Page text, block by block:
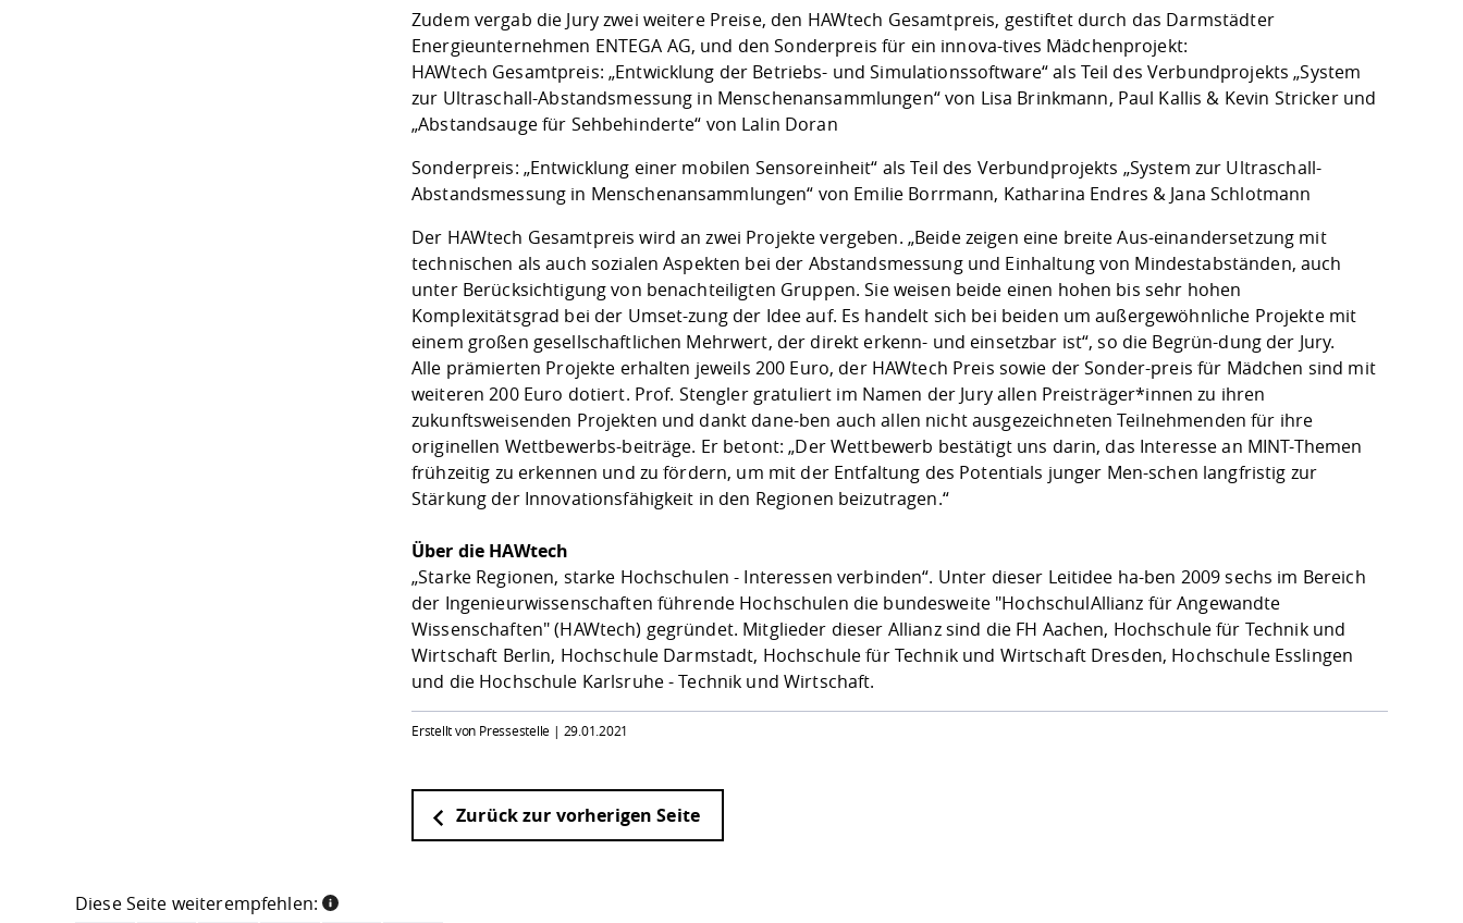
Zudem vergab die Jury zwei weitere Preise, den HAWtech Gesamtpreis, gestiftet durch das Darmstädter
Energieunternehmen ENTEGA AG, und den Sonderpreis für ein innova-tives Mädchenprojekt:
HAWtech Gesamtpreis: „Entwicklung der Betriebs- und Simulationssoftware“ als Teil des Verbundprojekts „System
zur Ultraschall-Abstandsmessung in Menschenansammlungen“ von Lisa Brinkmann, Paul Kallis & Kevin Stricker und
„Abstandsauge für Sehbehinderte“ von Lalin Doran
Sonderpreis: „Entwicklung einer mobilen Sensoreinheit“ als Teil des Verbundprojekts „System zur Ultraschall-
Abstandsmessung in Menschenansammlungen“ von Emilie Borrmann, Katharina Endres & Jana Schlotmann
Der HAWtech Gesamtpreis wird an zwei Projekte vergeben. „Beide zeigen eine breite Aus-einandersetzung mit
technischen als auch sozialen Aspekten bei der Abstandsmessung und Einhaltung von Mindestabständen, auch
unter Berücksichtigung von benachteiligten Gruppen. Sie weisen beide einen hohen bis sehr hohen
Komplexitätsgrad bei der Umset-zung der Idee auf. Es handelt sich bei beiden um außergewöhnliche Projekte mit
einem großen gesellschaftlichen Mehrwert, der direkt erkenn- und einsetzbar ist“, so die Begrün-dung der Jury.
Alle prämierten Projekte erhalten jeweils 200 Euro, der HAWtech Preis sowie der Sonder-preis für Mädchen sind mit
weiteren 200 Euro dotiert. Prof. Stengler gratuliert im Namen der Jury allen Preisträger*innen zu ihren
zukunftsweisenden Projekten und dankt dane-ben auch allen nicht ausgezeichneten Teilnehmenden für ihre
originellen Wettbewerbs-beiträge. Er betont: „Der Wettbewerb bestätigt uns darin, das Interesse an MINT-Themen
frühzeitig zu erkennen und zu fördern, um mit der Entfaltung des Potentials junger Men-schen langfristig zur
Stärkung der Innovationsfähigkeit in den Regionen beizutragen.“
Über die HAWtech
„Starke Regionen, starke Hochschulen - Interessen verbinden“. Unter dieser Leitidee ha-ben 2009 sechs im Bereich
der Ingenieurwissenschaften führende Hochschulen die bundesweite "HochschulAllianz für Angewandte
Wissenschaften" (HAWtech) gegründet. Mitglieder dieser Allianz sind die FH Aachen, Hochschule für Technik und
Wirtschaft Berlin, Hochschule Darmstadt, Hochschule für Technik und Wirtschaft Dresden, Hochschule Esslingen
und die Hochschule Karlsruhe - Technik und Wirtschaft.
Erstellt von Pressestelle | 29.01.2021
Zurück zur vorherigen Seite
Diese Seite weiterempfehlen: